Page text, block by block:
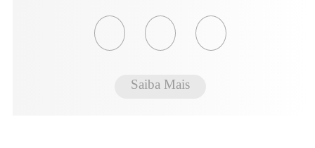
Saiba Mais